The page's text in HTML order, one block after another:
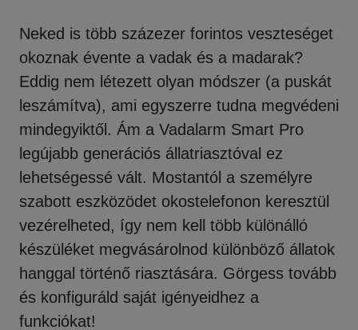
Neked is több százezer forintos veszteséget
okoznak évente a vadak és a madarak?
Eddig nem létezett olyan módszer (a puskát
leszámítva), ami egyszerre tudna megvédeni
mindegyiktől. Ám a Vadalarm Smart Pro
legújabb generációs állatriasztóval ez
lehetségessé vált. Mostantól a személyre
szabott eszközödet okostelefonon keresztül
vezérelheted, így nem kell több különálló
készüléket megvásárolnod különböző állatok
hanggal történő riasztására. Görgess tovább
és konfiguráld saját igényeidhez a
funkciókat!